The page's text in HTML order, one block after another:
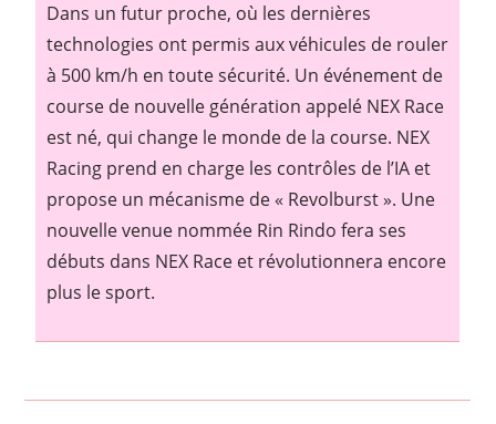
Dans un futur proche, où les dernières
technologies ont permis aux véhicules de rouler
à 500 km/h en toute sécurité. Un événement de
course de nouvelle génération appelé NEX Race
est né, qui change le monde de la course. NEX
Racing prend en charge les contrôles de l’IA et
propose un mécanisme de « Revolburst ». Une
nouvelle venue nommée Rin Rindo fera ses
débuts dans NEX Race et révolutionnera encore
plus le sport.